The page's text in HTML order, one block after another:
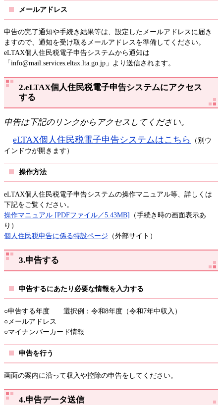
メールアドレス
申告の完了通知や手続き結果等は、設定したメールアドレスに届き
ますので、通知を受け取るメールアドレスを準備してください。
eLTAX個人住民税電子申告システムから通知は
「info@mail.services.eltax.lta.go.jp」より送信されます。
2.eLTAX個人住民税電子申告システムにアクセス
する
申告は下記のリンクからアクセスしてください。
eLTAX個人住民税電子申告システムはこちら
（別ウ
インドウが開きます）
操作方法
​eLTAX個人住民税電子申告システムの操作マニュアル等、詳しくは
下記をご覧ください。
操作マニュアル [PDFファイル／5.43MB]
（手続き時の画面表示あ
り）
個人住民税申告に係る特設ページ​ （外部サイト）
3.申告する
申告するにあたり必要な情報を入力する
○申告する年度 選択例：令和8年度（令和7年中収入）
○メールアドレス
○マイナンバーカード情報
申告を行う
画面の案内に沿って収入や控除の申告をしてください。
4.申告データ送信